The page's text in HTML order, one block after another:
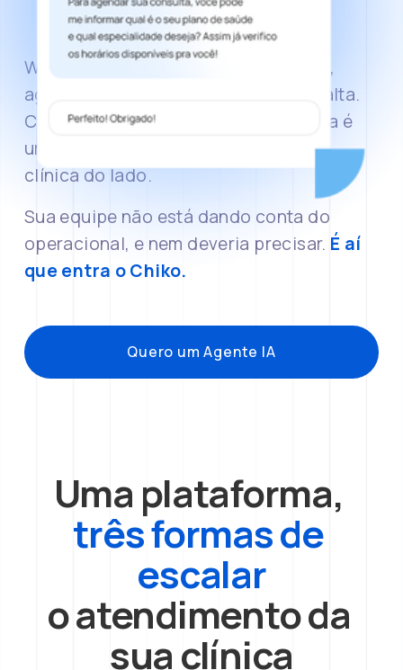
WhatsApp lotado, ligações perdidas,
agenda com buracos por causa de falta.
Cada mensagem sem resposta rápida é
um paciente que desiste e procura a
clínica do lado.
Sua equipe não está dando conta do
operacional, e nem deveria precisar. É aí
que entra o Chiko.
Quero um Agente IA
três formas de
escalar
o atendimento da
sua clínica